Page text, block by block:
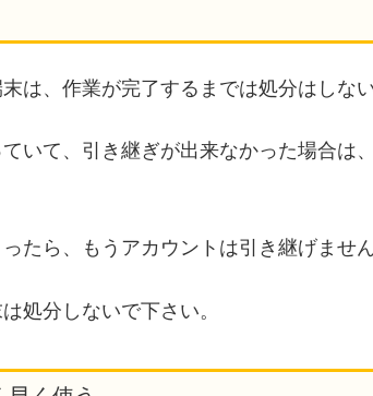
は、作業が完了するまでは処分はしな
いて、引き継ぎが出来なかった場合は
たら、もうアカウントは引き継げません
処分しないで下さい。